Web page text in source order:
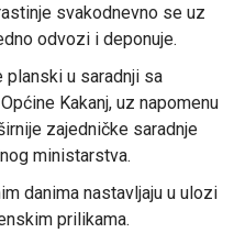
svakodnevno se uz
odvozi i deponuje.
u saradnji sa
Kakanj, uz napomenu
zajedničke saradnje
ministarstva.
danima nastavljaju u ulozi
prilikama.